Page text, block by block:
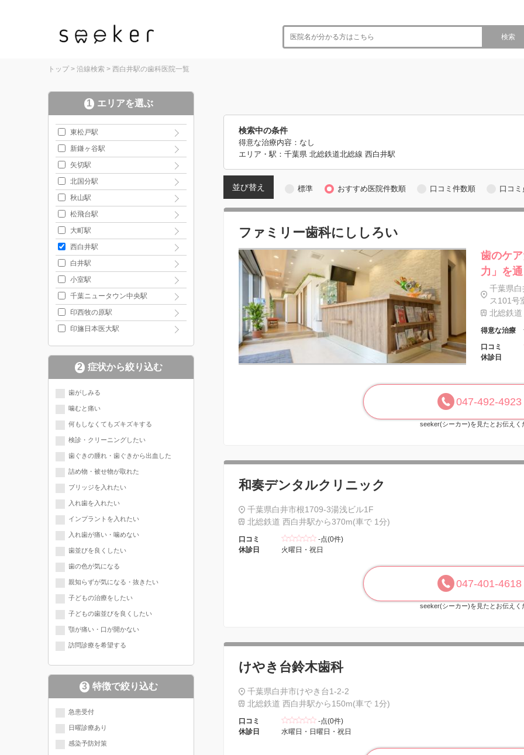
検索
トップ > 沿線検索 > 西白井駅の歯科医院一覧
1 エリアを選ぶ
東松戸駅
新鎌ヶ谷駅
矢切駅
北国分駅
秋山駅
松飛台駅
大町駅
西白井駅
白井駅
小室駅
千葉ニュータウン中央駅
印西牧の原駅
印旛日本医大駅
2 症状から絞り込む
歯がしみる
噛むと痛い
何もしなくてもズキズキする
検診・クリーニングしたい
歯ぐきの腫れ・歯ぐきから出血した
詰め物・被せ物が取れた
ブリッジを入れたい
入れ歯を入れたい
インプラントを入れたい
入れ歯が痛い・噛めない
歯並びを良くしたい
歯の色が気になる
親知らずが気になる・抜きたい
子どもの治療をしたい
子どもの歯並びを良くしたい
顎が痛い・口が開かない
訪問診療を希望する
3 特徴で絞り込む
急患受付
日曜診療あり
感染予防対策
検索中の条件
得意な治療内容：なし
エリア・駅：千葉県 北総鉄道北総線 西白井駅
並び替え 標準 おすすめ医院件数順 口コミ件数順 口コ
ファミリー歯科にししろい
歯のケ
力」を
千葉県
ス101号
北総鉄
得意な治療
口コミ
休診日
047-492-4923
seeker(シーカー)を見たとお伝えく
和奏デンタルクリニック
千葉県白井市根1709-3湯浅ビル1F
北総鉄道 西白井駅から370m(車で 1分)
口コミ
-点(0件)
休診日
火曜日・祝日
047-401-4618
seeker(シーカー)を見たとお伝えく
けやき台鈴木歯科
千葉県白井市けやき台1-2-2
北総鉄道 西白井駅から150m(車で 1分)
口コミ
-点(0件)
休診日
水曜日・日曜日・祝日